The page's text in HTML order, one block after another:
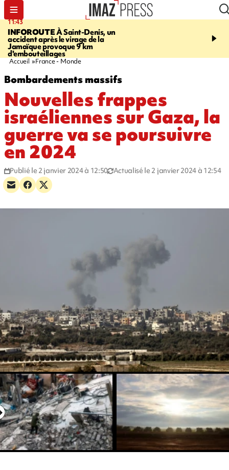
11:43
INFOROUTEÀ Saint-Denis, un
accident après le virage de la
Jamaïque provoque 9 km
d'embouteillages
16:35
gendarmes évacuent
Accueil France - Monde
Bombardements massifs
Nouvelles frappes
israéliennes sur Gaza, la
guerre va se poursuivre
en 2024
Publié le 2 janvier 2024 à 12:50 Actualisé le 2 janvier 2024 à 12:54